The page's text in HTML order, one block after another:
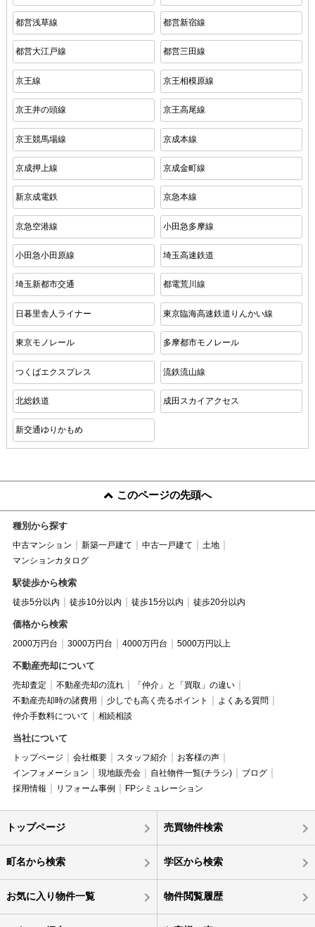
都営浅草線 都営新宿線
都営大江戸線 都営三田線
京王線 京王相模原線
京王井の頭線 京王高尾線
京王競馬場線 京成本線
京成押上線 京成金町線
新京成電鉄 京急本線
京急空港線 小田急多摩線
小田急小田原線 埼玉高速鉄道
埼玉新都市交通 都電荒川線
日暮里舎人ライナー 東京臨海高速鉄道りんかい線
東京モノレール 多摩都市モノレール
つくばエクスプレス 流鉄流山線
北総鉄道 成田スカイアクセス
新交通ゆりかもめ
このページの先頭へ
種別から探す
中古マンション 新築一戸建て 中古一戸建て
土地
マンションカタログ
駅徒歩から検索
徒歩5分以内 徒歩10分以内 徒歩15分以内 徒歩20分以内
価格から検索
2000万円台 3000万円台 4000万円台 5000万円以上
不動産売却について
売却査定 不動産売却の流れ
「仲介」と「買取」の違い
不動産売却時の諸費用
少しでも高く売るポイント
よくある質問
仲介手数料について
相続相談
当社について
トップページ 会社概要 スタッフ紹介
お客様の声
インフォメーション
現地販売会 自社物件一覧(チラシ)
ブログ
採用情報
リフォーム事例 FPシミュレーション
トップページ 売買物件検索
町名から検索 学区から検索
お気に入り物件一覧 物件閲覧履歴